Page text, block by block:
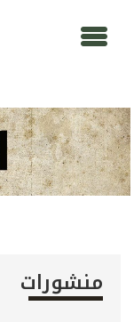
منشورات